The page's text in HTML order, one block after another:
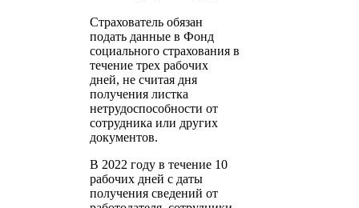
Страхователь обязан
подать данные в Фонд
социального страхования в
течение трех рабочих
дней, не считая дня
получения листка
нетрудоспособности от
сотрудника или других
документов.
В 2022 году в течение 10
рабочих дней с даты
получения сведений от